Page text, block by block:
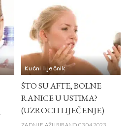
Kućni liječnik
ŠTO SU AFTE, BOLNE
RANICE U USTIMA?
(UZROCI I LIJEČENJE)